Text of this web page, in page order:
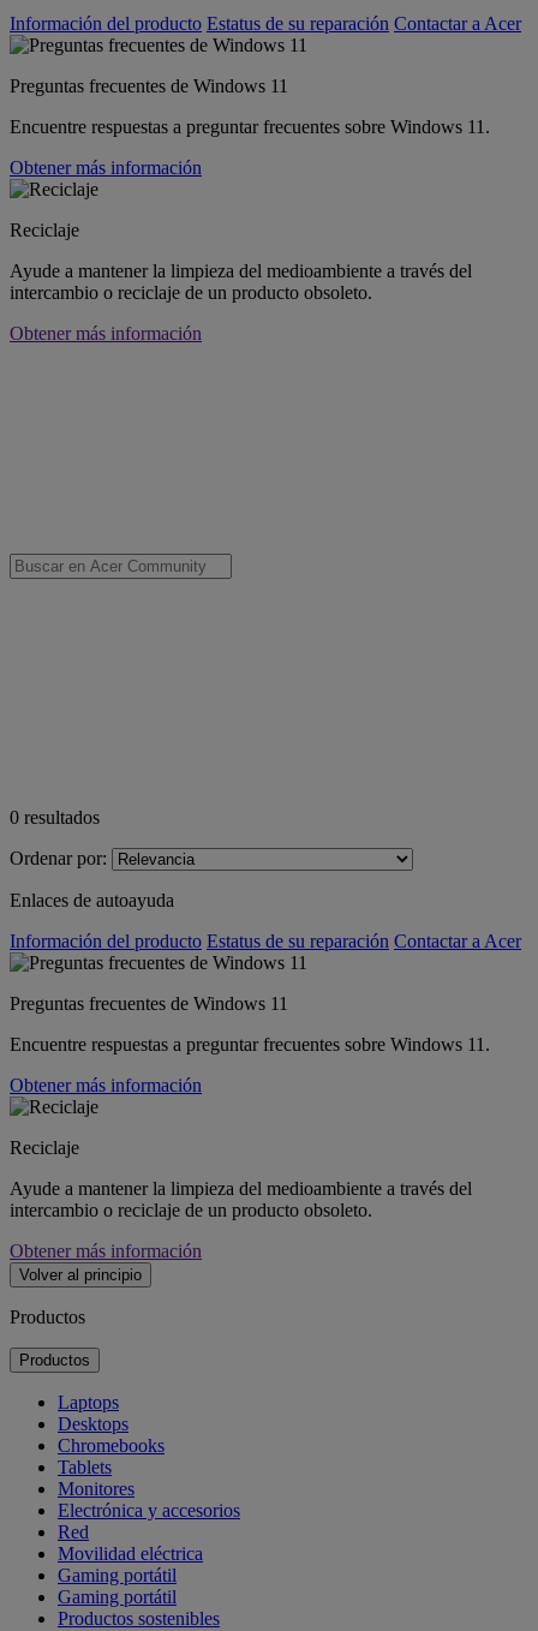
Información del producto Estatus de su reparación Contactar a Acer
Preguntas frecuentes de Windows 11
Encuentre respuestas a preguntar frecuentes sobre Windows 11.
Obtener más información
Reciclaje
Ayude a mantener la limpieza del medioambiente a través del
intercambio o reciclaje de un producto obsoleto.
Obtener más información
0 resultados
Ordenar por:
Enlaces de autoayuda
Información del producto Estatus de su reparación Contactar a Acer
Preguntas frecuentes de Windows 11
Encuentre respuestas a preguntar frecuentes sobre Windows 11.
Obtener más información
Reciclaje
Ayude a mantener la limpieza del medioambiente a través del
intercambio o reciclaje de un producto obsoleto.
Obtener más información
Volver al principio
Productos
Productos
Laptops
Desktops
Chromebooks
Tablets
Monitores
Electrónica y accesorios
Red
Movilidad eléctrica
Gaming portátil
Gaming portátil
Productos sostenibles